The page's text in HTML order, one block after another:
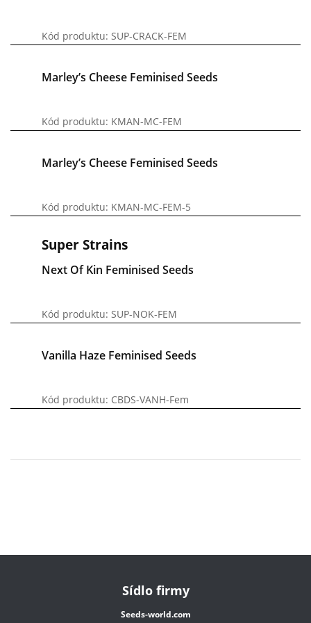
Kód produktu: SUP-CRACK-FEM
Marley’s Cheese Feminised Seeds
Kód produktu: KMAN-MC-FEM
Marley’s Cheese Feminised Seeds
Kód produktu: KMAN-MC-FEM-5
Super Strains
Next Of Kin Feminised Seeds
Kód produktu: SUP-NOK-FEM
Vanilla Haze Feminised Seeds
Kód produktu: CBDS-VANH-Fem
Sídlo firmy
Seeds-world.com